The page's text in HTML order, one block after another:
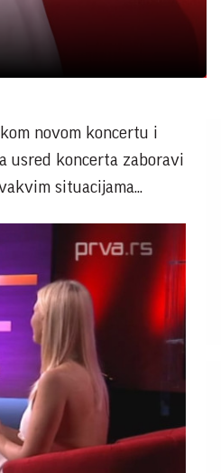
novom koncertu i
usred koncerta zaboravi
situacijama...